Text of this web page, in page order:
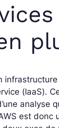
(IaaS).
analyse
est donc